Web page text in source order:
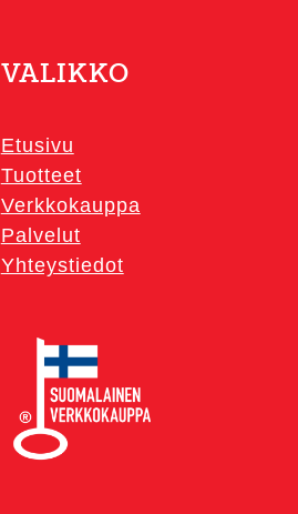
VALIKKO
Etusivu
Tuotteet
Verkkokauppa
Palvelut
Yhteystiedot